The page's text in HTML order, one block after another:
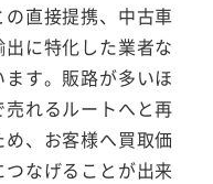
直接提携、中古車
に特化した業者な
す。販路が多いほ
れるルートへと再
、お客様へ買取価
なげることが出来